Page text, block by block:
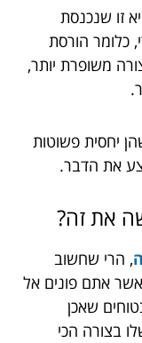
זו שנכנסת
כלומר הורסת
משופרת יותר,
יחסית פשוטות
את הדבר.
את זה?
, הרי שחשוב
אתם פונים אל
שאכן
בצורה הכי